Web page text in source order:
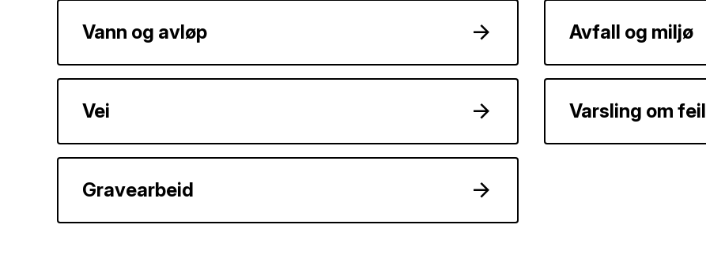
Vann og avløp Avfall og miljø
Vei Varsling om feil
Gravearbeid